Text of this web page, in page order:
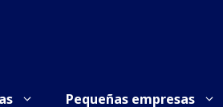
Pequeñas empresas